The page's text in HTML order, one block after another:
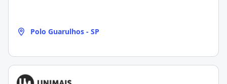
Polo Guarulhos - SP